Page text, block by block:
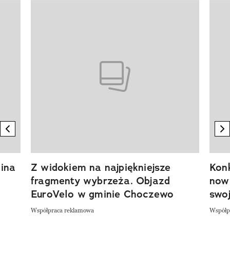
previous element
Z widokiem na najpiękniejsze
fragmenty wybrzeża. Objazd
EuroVelo w gminie Choczewo
Współpraca reklamowa